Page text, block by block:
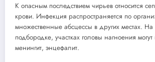
К опасным последствием чирьев относится
крови. Инфекция распространяется по
множественные абсцессы в других местах. На
подбородке, участках головы нагноения могут
менингит, энцефалит.